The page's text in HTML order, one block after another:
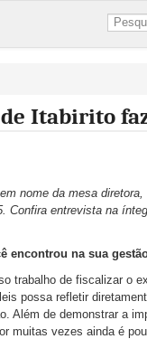
Itabirito
nome da mesa
Confira entrevista na
encontrou na sua
trabalho de fiscalizar o
possa refletir
Além de demonstrar a
muitas vezes ainda é